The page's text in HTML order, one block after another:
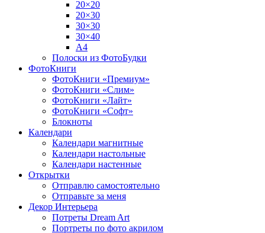
20×20
20×30
30×30
30×40
A4
Полоски из ФотоБудки
ФотоКниги
ФотоКниги «Премиум»
ФотоКниги «Слим»
ФотоКниги «Лайт»
ФотоКниги «Софт»
Блокноты
Календари
Календари магнитные
Календари настольные
Календари настенные
Открытки
Отправлю самостоятельно
Отправьте за меня
Декор Интерьера
Потреты Dream Art
Портреты по фото акрилом